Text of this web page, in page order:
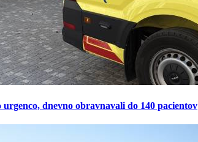
dnevno obravnavali do 140 pacientov